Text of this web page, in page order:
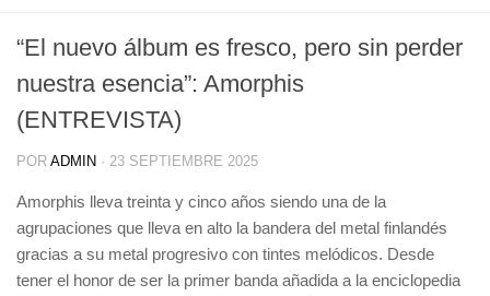
“El nuevo álbum es fresco, pero sin perder
nuestra esencia”: Amorphis
(ENTREVISTA)
POR ADMIN · 23 SEPTIEMBRE 2025
Amorphis lleva treinta y cinco años siendo una de la
agrupaciones que lleva en alto la bandera del metal finlandés
gracias a su metal progresivo con tintes melódicos. Desde
tener el honor de ser la primer banda añadida a la enciclopedia